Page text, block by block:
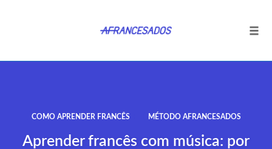
conteúdo
COMO APRENDER FRANCÊS MÉTODO AFRANCESADOS
Aprender francês com música: por